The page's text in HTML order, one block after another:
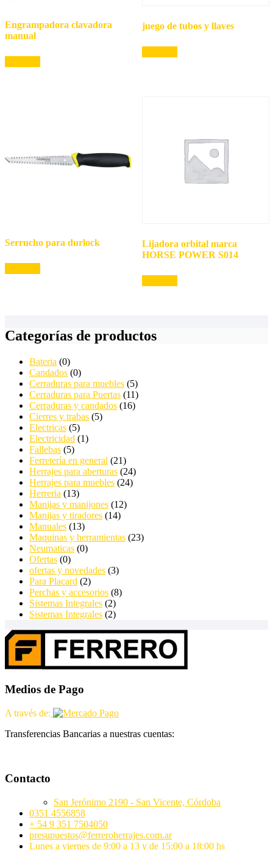
Engrampadora clavadora
manual
juego de tubos y llaves
Serrucho para durlock
Lijadora orbital marca
HORSE POWER S014
Categorías de productos
Bateria (0)
Candados (0)
Cerraduras para muebles (5)
Cerraduras para Puertas (11)
Cerraduras y candados (16)
Cierres y trabas (5)
Electricas (5)
Electricidad (1)
Fallebas (5)
Ferretería en general (21)
Herrajes para aberturas (24)
Herrajes para muebles (24)
Herreria (13)
Manijas y manijones (12)
Manijas y tiradores (14)
Manuales (13)
Maquinas y herramientas (23)
Neumaticas (0)
Ofertas (0)
ofertas y novedades (3)
Para Placard (2)
Perchas y accesorios (8)
Sistemas Integrales (2)
Sistemas Integrales (2)
Medios de Pago
A través de:
Transferencias Bancarias a nuestras cuentas:
Contacto
San Jerónimo 2190 - San Vicente, Córdoba
0351 4556858
+ 54 9 351 7504050
presupuestos@ferreroherrajes.com.ar
Lunes a viernes de 9:00 a 13 y de 15:00 a 18:00 hs